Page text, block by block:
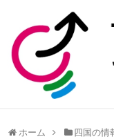
ホーム 四国の情